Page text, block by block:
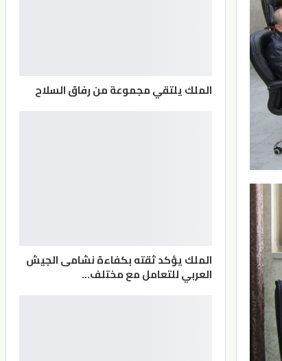
الملك يلتقي مجموعة من رفاق السلاح
الملك يؤكد ثقته بكفاءة نشامى الجيش
العربي للتعامل مع مختلف…